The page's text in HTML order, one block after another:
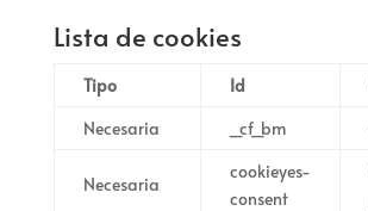
Lista de cookies
Tipo Id
Necesaria
_cf_bm
Necesaria
cookieyes-
consent